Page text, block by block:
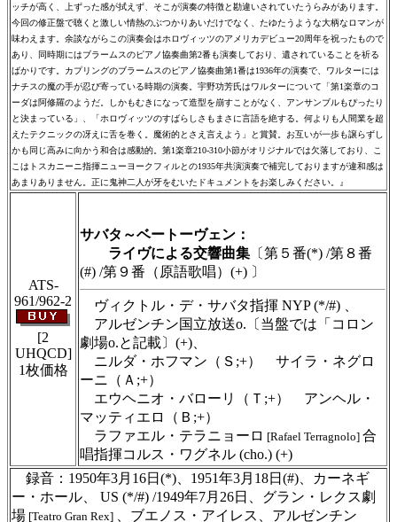
ッチが高く、上ずった感が拭えず、そこが演奏の特徴と勘違いされていたうらみがあります。
今回の修正盤で聴くと激しい情熱のぶつかりあいだけでなく、たゆたうような大柄なロマンが
味わえます。余談ながらこの演奏会はホロヴィッツのアメリカデビュー20周年を祝ったもので
あり、同時期にはブラームスのピアノ協奏曲第2番も演奏しており、遺されていることを祈る
ばかりです。カプリングのブラームスのピアノ協奏曲第1番は1936年の演奏で、ワルターには
ナチスの魔の手が忍び寄っている時期の演奏。宇野功芳氏はワルターについて「第1楽章のコ
ーダは阿修羅のようだ。しかもむきになって造型を崩すことがなく、アンサンブルもぴったり
と決まっている」、「ホロヴィッツのすばらしさもまさに言語を絶する。何よりも人間業を超
えたテクニックの冴えに舌を巻く。魔術的とさえ言えよう」と賞賛。お互いが一歩も譲らずし
かも同じ高みに向かう和合は感動的。第1楽章210-310小節がオリジナルでは欠落しており、こ
こはトスカニーニ指揮ニューヨークフィルとの1935年共演演奏で補完しておりますが違和感は
あまりありません。正に鬼神二人が牙をむいたドキュメントをお楽しみください。』
ATS-
961/962-2
[2
UHQCD]
1枚価格
サバタ～ベートーヴェン：
ライヴによる交響曲集 〔第５番(*) /第８番
(#) /第９番（原語歌唱）(+) 〕
ヴィクトル・デ・サバタ指揮 NYP (*/#) 、
アルゼンチン国立放送o.〔当盤では「コロン
劇場o.と記載〕(+)、
ニルダ・ホフマン（Ｓ;+） サイラ・ネグロ
ーニ（Ａ;+）
エウヘニオ・バローリ（Ｔ;+） アンヘル・
マッティエロ（Ｂ;+）
ラファエル・テラニョーロ [Rafael Terragnolo] 合
唱指揮コルス・ワグネル (cho.) (+)
録音：1950年3月16日(*)、1951年3月18日(#)、カーネギ
ー・ホール、 US (*/#) /1949年7月26日、グラン・レクス劇
場 [Teatro Gran Rex]
、ブエノス・アイレス、アルゼンチン